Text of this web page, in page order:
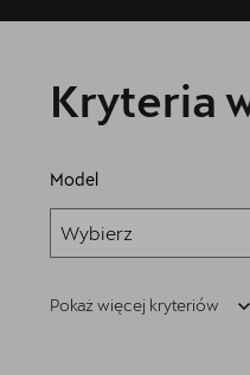
Kryteria
Model
Wybierz
Pokaż więcej kryteriów